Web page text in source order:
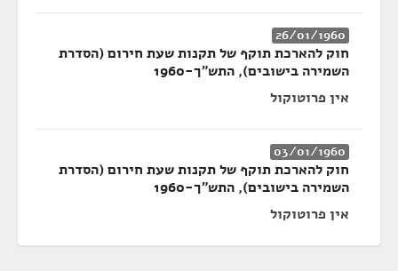
26/01/1960
חוק להארכת תוקף של תקנות שעת חירום (הסדרת
השמירה בישובים), התש"ך-1960
אין פרוטוקול
03/01/1960
חוק להארכת תוקף של תקנות שעת חירום (הסדרת
השמירה בישובים), התש"ך-1960
אין פרוטוקול